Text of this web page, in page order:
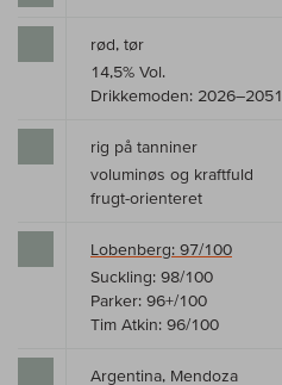
rød, tør
14,5% Vol.
Drikkemoden: 2026–2051
rig på tanniner
voluminøs og kraftfuld
frugt-orienteret
Lobenberg: 97/100
Suckling: 98/100
Parker: 96+/100
Tim Atkin: 96/100
Argentina, Mendoza